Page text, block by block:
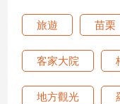
旅遊 苗栗
客家大院
地方觀光